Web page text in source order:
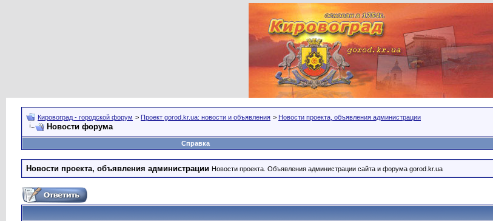
Кировоград - городской форум > Проект gorod.kr.ua: новости и объявления > Новости проекта, объявления администрации
Новости форума
Справка
Новости проекта, объявления администрации Новости проекта. Объявления администрации сайта и форума gorod.kr.ua